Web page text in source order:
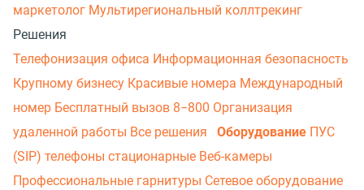
маркетолог Мультирегиональный коллтрекинг
Решения
Телефонизация офиса Информационная безопасность
Крупному бизнесу Красивые номера Международный
номер Бесплатный вызов 8−800 Организация
удаленной работы Все решения Оборудование ПУС
(SIP) телефоны стационарные Веб-камеры
Профессиональные гарнитуры Сетевое оборудование